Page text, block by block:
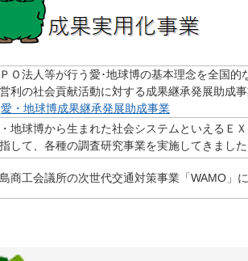
Ｏ法人等が行う愛･地球博の基本理念を全国
利の社会貢献活動に対する成果継承発展助成事
愛・地球博成果継承発展助成事業
地球博から生まれた社会システムといえるＥ
して、各種の調査研究事業を実施してきました
商工会議所の次世代交通対策事業「WAMO」